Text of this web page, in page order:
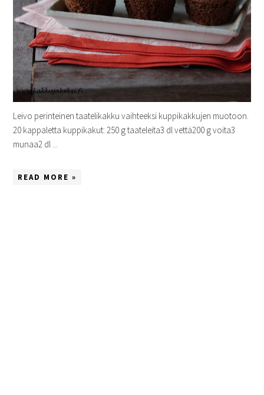
Leivo perinteinen taatelikakku vaihteeksi kuppikakkujen muotoon.
20 kappaletta kuppikakut: 250 g taateleita3 dl vettä200 g voita3
munaa2 dl ...
READ MORE »